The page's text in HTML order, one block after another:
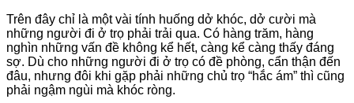
Trên đây chỉ là một vài tính huống dở khóc, dở cười mà
những người đi ở trọ phải trải qua. Có hàng trăm, hàng
nghìn những vấn đề không kể hết, càng kể càng thấy đáng
sợ. Dù cho những người đi ở trọ có đề phòng, cẩn thận đến
đâu, nhưng đôi khi gặp phải những chủ trọ “hắc ám” thì cũng
phải ngậm ngùi mà khóc ròng.